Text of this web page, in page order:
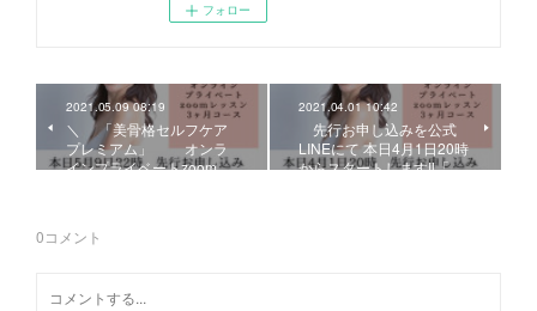
フォロー
2021.05.09 08:19
＼ 「美骨格セルフケア
プレミアム」 オンラ
インプライベートzoom…
2021.04.01 10:42
先行お申し込みを公式
LINEにて 本日4月1日20時
からスタートします‼︎「…
0コメント